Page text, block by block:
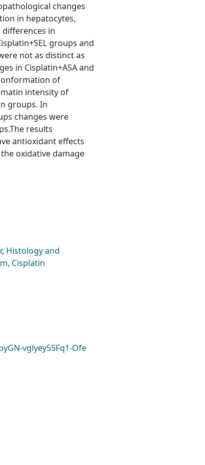
changes
in hepatocytes,
in
groups and
not as distinct as
in Cisplatin+ASA and
of
intensity of
groups. In
changes were
results
antioxidant effects
oxidative damage
, Histology and
, Cisplatin
vglyey55Fq1-Ofe